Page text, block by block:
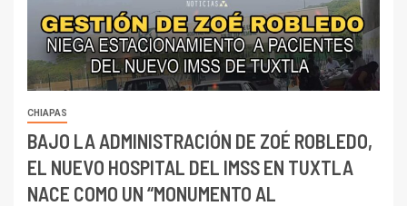
CHIAPAS
BAJO LA ADMINISTRACIÓN DE ZOÉ ROBLEDO,
EL NUEVO HOSPITAL DEL IMSS EN TUXTLA
NACE COMO UN “MONUMENTO AL